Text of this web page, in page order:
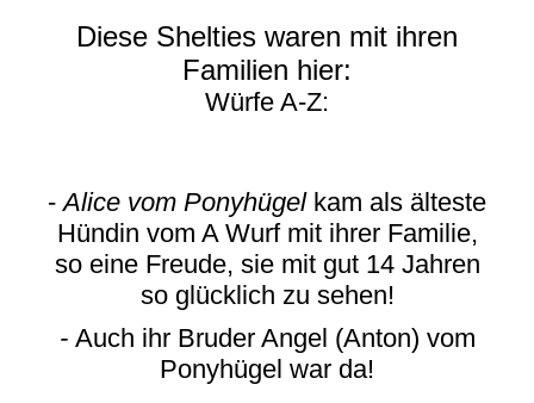
Diese Shelties waren mit ihren
Familien hier:
Würfe A-Z:
-Alice vom Ponyhügel kam als älteste
Hündin vom A Wurf mit ihrer Familie,
so eine Freude, sie mit gut 14 Jahren
so glücklich zu sehen!
- Auch ihr Bruder Angel (Anton) vom
Ponyhügel war da!